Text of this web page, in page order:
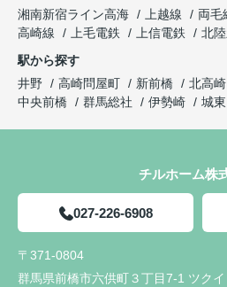
湘南新宿ライン高海
上越線 両毛
高崎線
上毛電鉄 上信電鉄 北
駅から探す
井野
高崎問屋町 新前橋 北高崎
中央前橋
群馬総社 伊勢崎 城東
チルホーム株
027-226-6908
〒371-0804
群馬県前橋市六供町３丁目7-1 ツク